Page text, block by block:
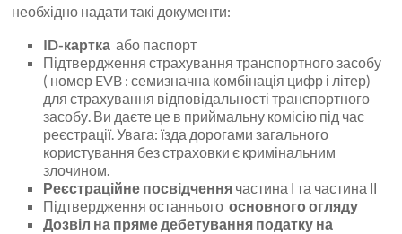
необхідно надати такі документи:
ID-картка або паспорт
Підтвердження страхування транспортного засобу
( номер EVB : семизначна комбінація цифр і літер)
для страхування відповідальності транспортного
засобу. Ви даєте це в приймальну комісію під час
реєстрації. Увага: їзда дорогами загального
користування без страховки є кримінальним
злочином.
Реєстраційне посвідчення частина І та частина ІІ
Підтвердження останньогоосновного огляду
Дозвіл на пряме дебетування податку на